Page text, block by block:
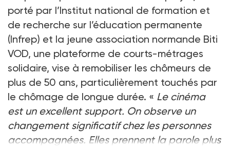
porté par l’Institut national de formation et
de recherche sur l’éducation permanente
(Infrep) et la jeune association normande Biti
VOD, une plateforme de courts-métrages
solidaire, vise à remobiliser les chômeurs de
plus de 50 ans, particulièrement touchés par
le chômage de longue durée. « Le cinéma
est un excellent support. On observe un
changement significatif chez les personnes
accompagnées. Elles prennent la parole plus